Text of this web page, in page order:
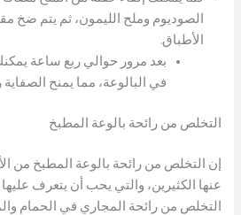
الصوديوم وملح الليمون، ثم يتم ضخ
الأطباق.
بعد مرور حوالي ربع ساعة
في البالوعة، مما يمنح الصفاية
التخلص من رائحة بالوعة المطبخ
إن التخلص من رائحة بالوعة المطبخ من
عنها الكثيرين، والتي يحب أن يتعرف
التخلص من رائحة المجاري في الحمام